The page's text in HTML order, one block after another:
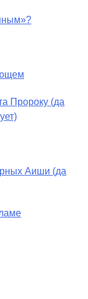
Пророку (да
Аиши (да